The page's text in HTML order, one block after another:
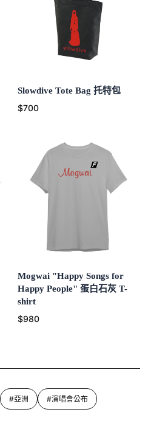
Slowdive Tote Bag 托特包
$700
Mogwai "Happy Songs for
Happy People" 蛋白石灰 T-
shirt
$980
#亞洲 #演唱會公布